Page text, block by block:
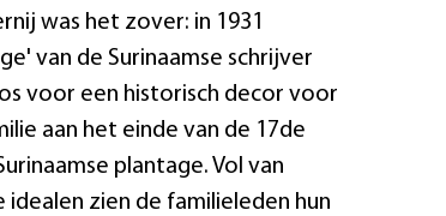
was het zover: in 1931
van de Surinaamse schrijver
voor een historisch decor voor
aan het einde van de 17de
plantage. Vol van
zien de familieleden hun